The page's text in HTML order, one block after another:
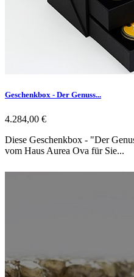
Geschenkbox - Der Genuss...
4.284,00 €
Diese Geschenkbox - "Der
vom Haus Aurea Ova für Sie...